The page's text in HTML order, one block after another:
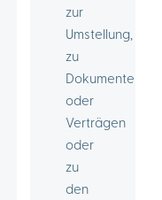
zur
Umstellung,
zu
Dokumenten
oder
Verträgen
oder
zu
den